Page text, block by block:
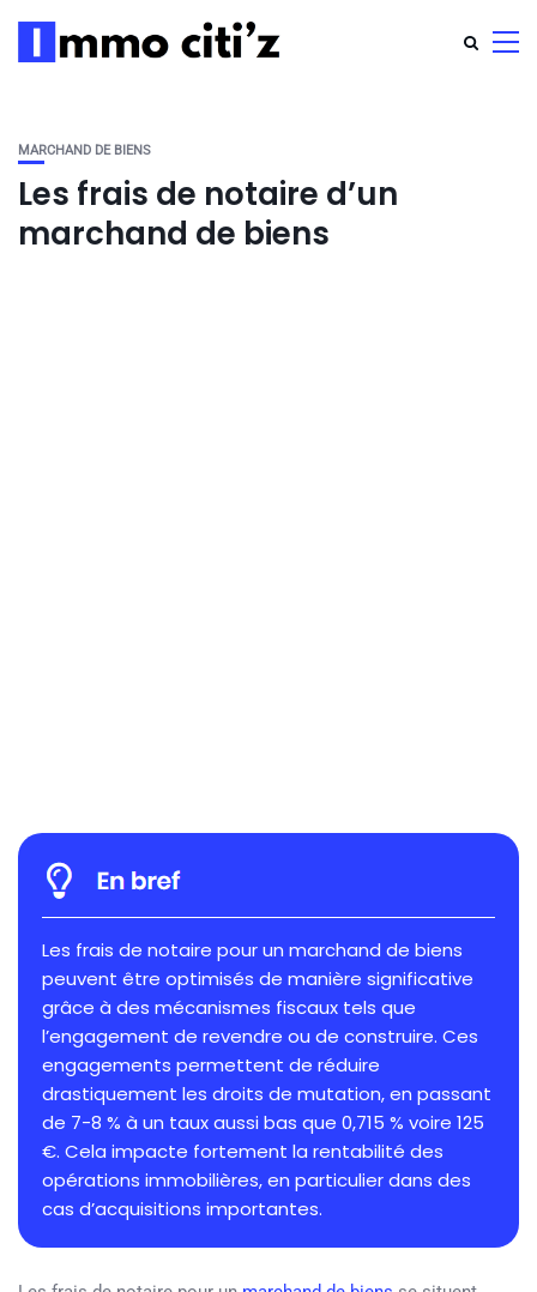
MARCHAND DE BIENS
Les frais de notaire d’un
marchand de biens
Les frais de notaire pour un marchand de biens
peuvent être optimisés de manière significative
grâce à des mécanismes fiscaux tels que
l’engagement de revendre ou de construire. Ces
engagements permettent de réduire
drastiquement les droits de mutation, en passant
de 7-8 % à un taux aussi bas que 0,715 % voire 125
€. Cela impacte fortement la rentabilité des
opérations immobilières, en particulier dans des
cas d’acquisitions importantes.